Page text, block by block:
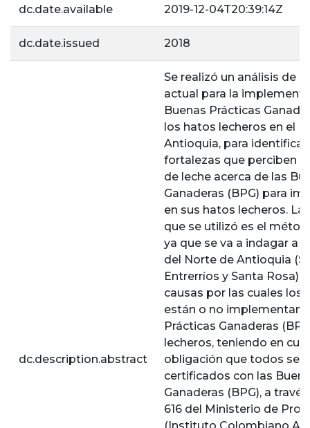
dc.date.available 2019-12-04T20:39:14Z
dc.date.issued 2018
dc.description.abstract
Se realizó un análisis de
actual para la
Buenas Prácticas
los hatos lecheros en el
Antioquia, para identificar
fortalezas que perciben
de leche acerca de las
Ganaderas (BPG) para
en sus hatos lecheros.
que se utilizó es el
ya que se va a indagar a
del Norte de Antioquia
Entrerríos y Santa Rosa)
causas por las cuales los
están o no
Prácticas Ganaderas
lecheros, teniendo en
obligación que todos se
certificados con las
Ganaderas (BPG), a
616 del Ministerio de